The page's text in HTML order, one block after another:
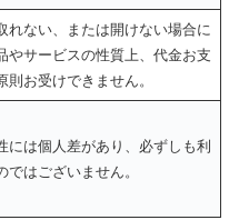
れない、または開けない場合に
やサービスの性質上、代金お支
お受けできません。
には個人差があり、必ずしも利
はございません。